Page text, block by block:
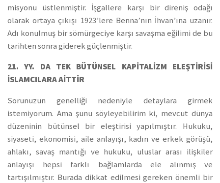
misyonu üstlenmiştir. İşgallere karşı bir direniş odağı
olarak ortaya çıkışı 1923’lere Benna’nın İhvan’ına uzanır.
Adı konulmuş bir sömürgeciye karşı savaşma eğilimi de bu
tarihten sonra giderek güçlenmiştir.
21. YY. DA TEK BÜTÜNSEL KAPİTALİZM ELEŞTİRİSİ
İSLAMCILARA AİTTİR
Sorunuzun genelliği nedeniyle detaylara girmek
istemiyorum. Ama şunu söyleyebilirim ki, mevcut dünya
düzeninin bütünsel bir eleştirisi yapılmıştır. Hukuku,
siyaseti, ekonomisi, aile anlayışı, kadın ve erkek görüşü,
ahlakı, savaş mantığı ve hukuku, uluslar arası ilişkiler
anlayışı hepsi farklı bağlamlarda ele alınmış ve
tartışılmıştır. Burada dikkat edilmesi gereken önemli bir